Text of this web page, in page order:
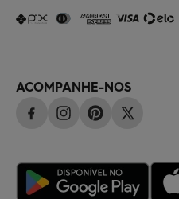
ACOMPANHE-NOS